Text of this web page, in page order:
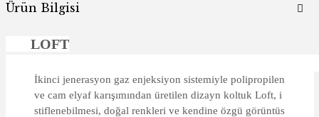
Ürün Bilgisi
LOFT
İkinci jenerasyon gaz enjeksiyon sistemiyle polipropilen
ve cam elyaf karışımından üretilen dizayn koltuk Loft, i
stiflenebilmesi, doğal renkleri ve kendine özgü görüntüs